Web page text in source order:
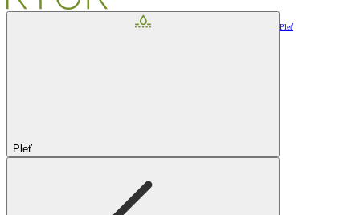
Pleť
Pleť